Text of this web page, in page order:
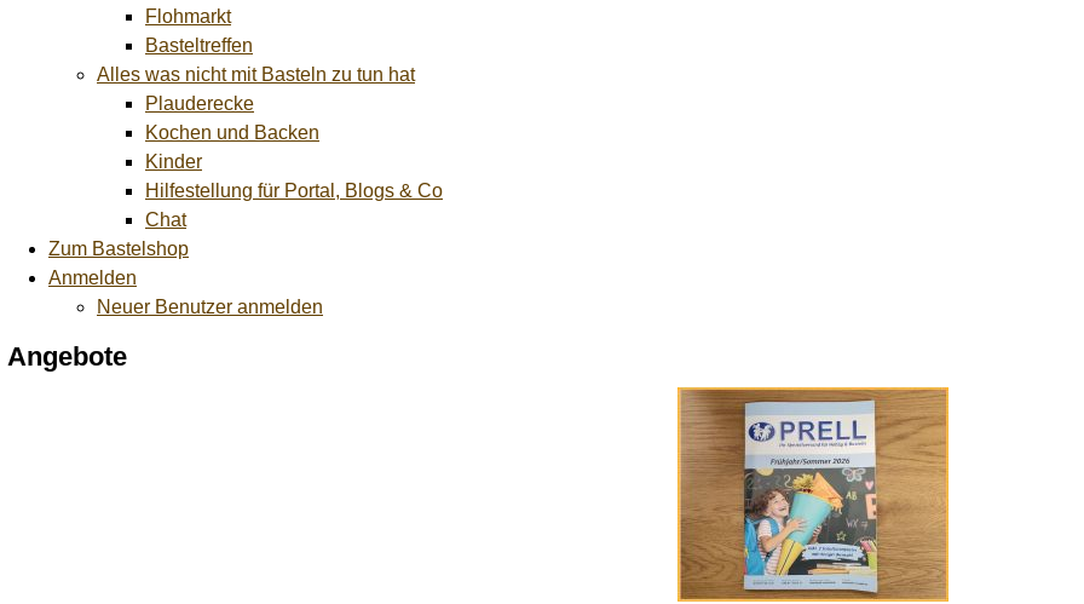
Flohmarkt
Basteltreffen
Alles was nicht mit Basteln zu tun hat
Plauderecke
Kochen und Backen
Kinder
Hilfestellung für Portal, Blogs & Co
Chat
Zum Bastelshop
Anmelden
Neuer Benutzer anmelden
Angebote